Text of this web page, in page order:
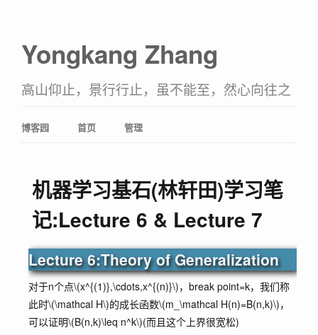
Yongkang Zhang
高山仰止，景行行止，虽不能至，然心向往之
博客园 首页 管理
机器学习基石(林轩田)学习笔
记:Lecture 6 & Lecture 7
Lecture 6:Theory of Generalization
对于n个点\(x^{(1)},\cdots,x^{(n)}\)，break point=k，我们称
此时\(\mathcal H\)的成长函数\(m_\mathcal H(n)=B(n,k)\)，
可以证明\(B(n,k)\leq n^k\)(而且这个上界很宽松)